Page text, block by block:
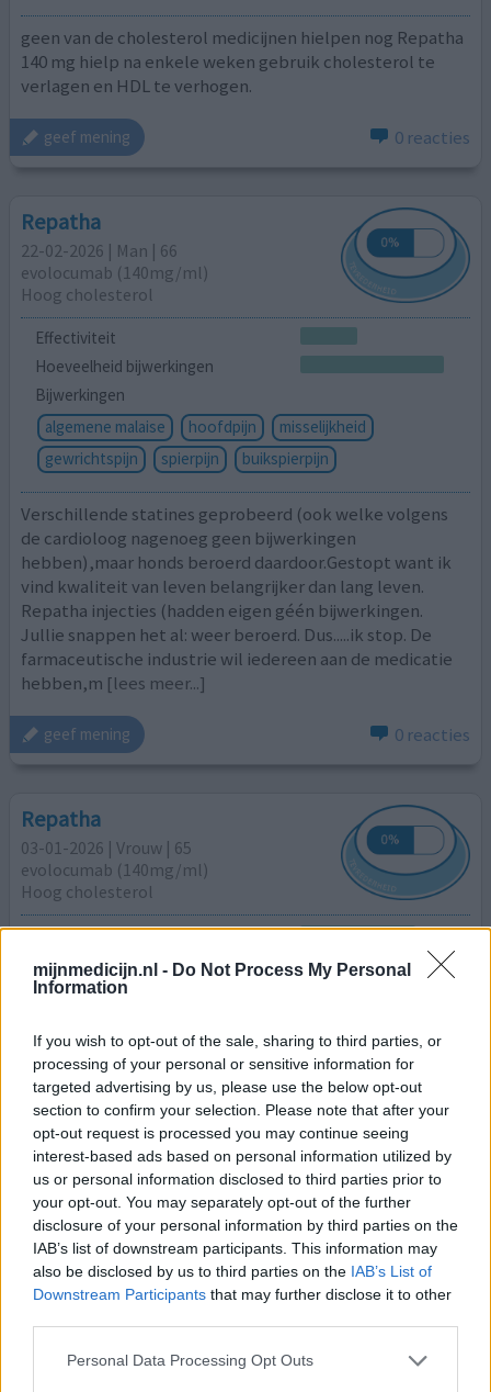
mijnmedicijn.nl - Do Not Process My Personal
Information
If you wish to opt-out of the sale, sharing to third parties, or
processing of your personal or sensitive information for
targeted advertising by us, please use the below opt-out
section to confirm your selection. Please note that after your
opt-out request is processed you may continue seeing
interest-based ads based on personal information utilized by
us or personal information disclosed to third parties prior to
your opt-out. You may separately opt-out of the further
disclosure of your personal information by third parties on the
IAB’s list of downstream participants. This information may
also be disclosed by us to third parties on the IAB’s List of
Downstream Participants that may further disclose it to other
Personal Data Processing Opt Outs
geen van de cholesterol medicijnen hielpen nog Repatha
140 mg hielp na enkele weken gebruik cholesterol te
verlagen en HDL te verhogen.
geef mening 0 reacties
Repatha
22-02-2026 | Man | 66
evolocumab (140mg/ml)
Hoog cholesterol
Effectiviteit
Hoeveelheid bijwerkingen
Bijwerkingen
algemene malaise
hoofdpijn
misselijkheid
gewrichtspijn
spierpijn buikspierpijn
Verschillende statines geprobeerd (ook welke volgens
de cardioloog nagenoeg geen bijwerkingen
hebben),maar honds beroerd daardoor.Gestopt want ik
vind kwaliteit van leven belangrijker dan lang leven.
Repatha injecties (hadden eigen géén bijwerkingen.
Jullie snappen het al: weer beroerd. Dus.....ik stop. De
farmaceutische industrie wil iedereen aan de medicatie
hebben,m [lees meer...]
geef mening 0 reacties
Repatha
03-01-2026 | Vrouw | 65
evolocumab (140mg/ml)
Hoog cholesterol
Effectiviteit
Hoeveelheid bijwerkingen
Bijwerkingen
buikpijn
tintelingen in de voeten
tintelingen en prikkeling in vinger(s)
gegeneraliseerde spierzwakte
Wegens statinenintolerantie voorgeschreven. Gestart in
september 2025. De eerste weken ging het goed. Op
buikpijn, diarree en obstipatie na weinig klachten. In de
loop van de weken kreeg ik sluipenderwijs steeds meer
klachten. Voor het eerst van mijn leven een
blaasontstekking. niezen, permanent verkouden,
gevolgd door bronchitis. Mijn linkerbeen is lich spastisch.